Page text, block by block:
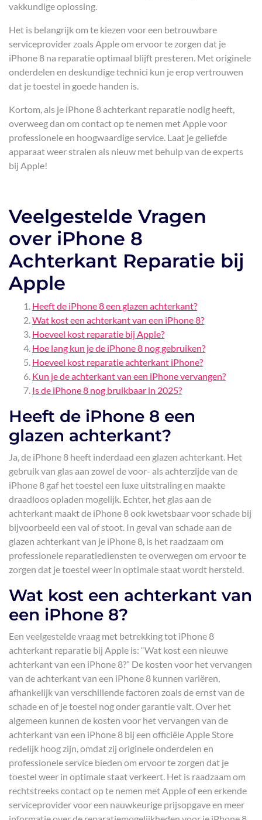
vakkundige oplossing.
Het is belangrijk om te kiezen voor een betrouwbare
serviceprovider zoals Apple om ervoor te zorgen dat je
iPhone 8 na reparatie optimaal blijft presteren. Met originele
onderdelen en deskundige technici kun je erop vertrouwen
dat je toestel in goede handen is.
Kortom, als je iPhone 8 achterkant reparatie nodig heeft,
overweeg dan om contact op te nemen met Apple voor
professionele en hoogwaardige service. Laat je geliefde
apparaat weer stralen als nieuw met behulp van de experts
bij Apple!
Veelgestelde Vragen
over iPhone 8
Achterkant Reparatie bij
Apple
Heeft de iPhone 8 een glazen achterkant?
Wat kost een achterkant van een iPhone 8?
Hoeveel kost reparatie bij Apple?
Hoe lang kun je de iPhone 8 nog gebruiken?
Hoeveel kost reparatie achterkant iPhone?
Kun je de achterkant van een iPhone vervangen?
Is de iPhone 8 nog bruikbaar in 2025?
Heeft de iPhone 8 een
glazen achterkant?
Ja, de iPhone 8 heeft inderdaad een glazen achterkant. Het
gebruik van glas aan zowel de voor- als achterzijde van de
iPhone 8 gaf het toestel een luxe uitstraling en maakte
draadloos opladen mogelijk. Echter, het glas aan de
achterkant maakt de iPhone 8 ook kwetsbaar voor schade bij
bijvoorbeeld een val of stoot. In geval van schade aan de
glazen achterkant van je iPhone 8, is het raadzaam om
professionele reparatiediensten te overwegen om ervoor te
zorgen dat je toestel weer in optimale staat wordt hersteld.
Wat kost een achterkant van
een iPhone 8?
Een veelgestelde vraag met betrekking tot iPhone 8
achterkant reparatie bij Apple is: “Wat kost een nieuwe
achterkant van een iPhone 8?” De kosten voor het vervangen
van de achterkant van een iPhone 8 kunnen variëren,
afhankelijk van verschillende factoren zoals de ernst van de
schade en of je toestel nog onder garantie valt. Over het
algemeen kunnen de kosten voor het vervangen van de
achterkant van een iPhone 8 bij een officiële Apple Store
redelijk hoog zijn, omdat zij originele onderdelen en
professionele service bieden om ervoor te zorgen dat je
toestel weer in optimale staat verkeert. Het is raadzaam om
rechtstreeks contact op te nemen met Apple of een erkende
serviceprovider voor een nauwkeurige prijsopgave en meer